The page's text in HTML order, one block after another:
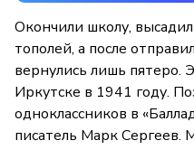
Окончили школу,
тополей, а после
вернулись лишь пятеро.
Иркутске в 1941 году.
одноклассников в
писатель Марк Сергеев.